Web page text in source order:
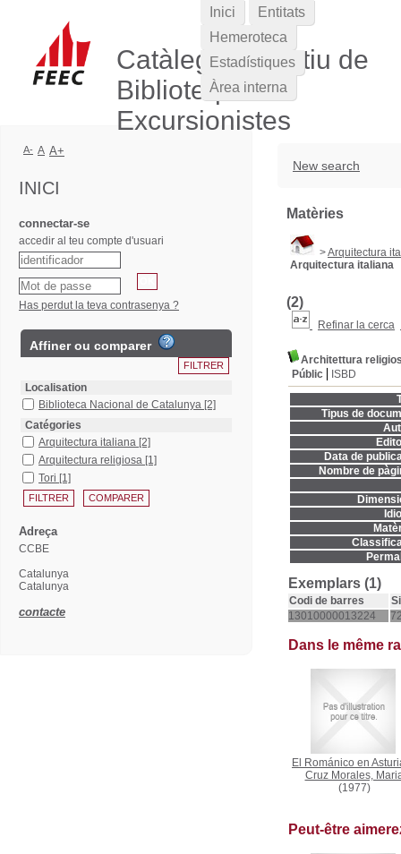
Catàleg Col·lectiu de
Biblioteques
Excursionistes
New search
Matèries
>Arquitectura
Arquitectura italiana
(2)
Refinar la cerca
Architettura
Públic
ISBD
Tipus de
Data de
Nombre de
Exemplars (1)
Codi de barres
13010000013224
Dans le même
El Románico en
Cruz Morales,
(1977)
Peut-être
Inici
Entitats
Hemeroteca
Estadístiques
Àrea interna
A- A A+
INICI
connectar-se
accedir al teu compte d'usuari
Has perdut la teva contrasenya ?
Affiner ou comparer
Localisation
Biblioteca Nacional de Catalunya [2]
Catégories
Arquitectura italiana [2]
Arquitectura religiosa [1]
Tori [1]
Adreça
CCBE
Catalunya
Catalunya
contacte